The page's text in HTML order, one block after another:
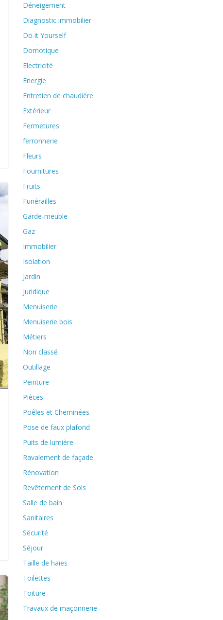
Déneigement
Diagnostic immobilier
Do it Yourself
Domotique
Electricité
Energie
Entretien de chaudière
Extérieur
Fermetures
ferronnerie
Fleurs
Fournitures
Fruits
Funérailles
Garde-meuble
Gaz
Immobilier
Isolation
Jardin
Juridique
Menuiserie
Menuiserie bois
Métiers
Non classé
Outillage
Peinture
Pièces
Poêles et Cheminées
Pose de faux plafond
Puits de lumière
Ravalement de façade
Rénovation
Revêtement de Sols
Salle de bain
Sanitaires
Sécurité
Séjour
Taille de haies
Toilettes
Toiture
Travaux de maçonnerie